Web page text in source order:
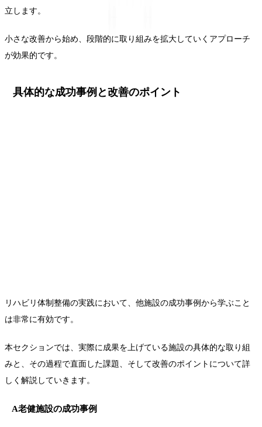
立します。
小さな改善から始め、段階的に取り組みを拡大していくアプローチ
が効果的です。
具体的な成功事例と改善のポイント
リハビリ体制整備の実践において、他施設の成功事例から学ぶこと
は非常に有効です。
本セクションでは、実際に成果を上げている施設の具体的な取り組
みと、その過程で直面した課題、そして改善のポイントについて詳
しく解説していきます。
A老健施設の成功事例